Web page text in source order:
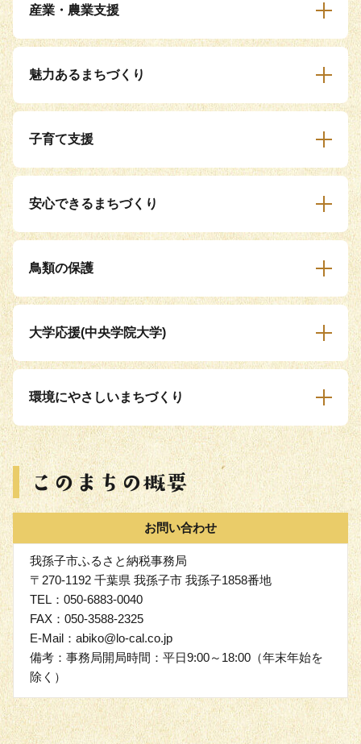
産業・農業支援
魅力あるまちづくり
子育て支援
安心できるまちづくり
鳥類の保護
大学応援(中央学院大学)
環境にやさしいまちづくり
お問い合わせ
我孫子市ふるさと納税事務局
〒270-1192 千葉県 我孫子市 我孫子1858番地
TEL：050-6883-0040
FAX：050-3588-2325
E-Mail：abiko@lo-cal.co.jp
備考：事務局開局時間：平日9:00～18:00（年末年始を
除く）